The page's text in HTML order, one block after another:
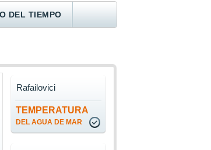
DEL TIEMPO
TEMPERATURA
DEL AGUA DE MAR
Rafailovici